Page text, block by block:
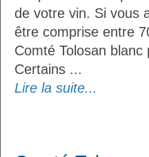
de votre vin. Si vous
être comprise entre
Comté Tolosan
Certains ...
Lire la suite...